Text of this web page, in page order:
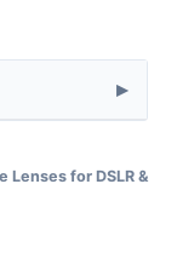
Lenses for DSLR &